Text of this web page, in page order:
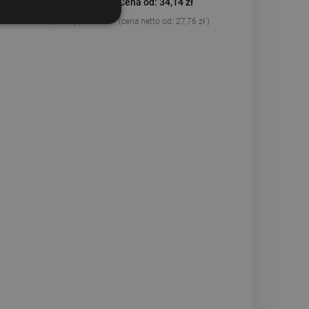
Cena od: 34,14 zł
(cena netto od:27,76 zł )